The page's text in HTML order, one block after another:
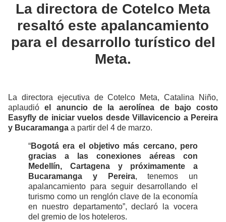
La directora de Cotelco Meta
resaltó este apalancamiento
para el desarrollo turístico del
Meta.
La directora ejecutiva de Cotelco Meta, Catalina Niño,
aplaudióel anuncio de la aerolínea de bajo costo
Easyfly de iniciar vuelos desde Villavicencio a Pereira
y Bucaramanga a partir del 4 de marzo.
“Bogotá era el objetivo más cercano, pero
gracias a las conexiones aéreas con
Medellín, Cartagena y próximamente a
Bucaramanga y Pereira, tenemos un
apalancamiento para seguir desarrollando el
turismo como un renglón clave de la economía
en nuestro departamento”, declaró la vocera
del gremio de los hoteleros.